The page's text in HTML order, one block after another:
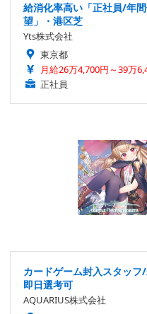
給消化率高い「正社員/年
望」・港区芝
Yts株式会社
東京都
月給26万4,700円～39万
正社員
カードゲーム封入スタッ
即日選考可
AQUARIUS株式会社